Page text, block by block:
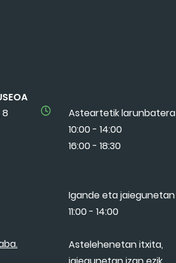
Asteartetik larunbatera
10:00 - 14:00
16:00 - 18:30
Igande eta jaiegunetan
11:00 - 14:00
Astelehenetan itxita,